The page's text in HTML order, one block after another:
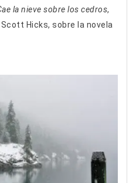
la nieve sobre los cedros,
Scott Hicks, sobre la novela